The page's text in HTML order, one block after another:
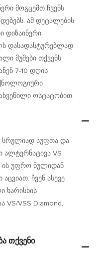
მოგცემთ ჩვენს
ამ დეტალების
დიზაინერი
დასადასტურებლად.
მუშები თქვენს
7-10 დღის
ოსტატობით.
სრულიად სუფთა და
ალტერნატივა VS
ის უფრო ნულიდან
ჩვენ ასევე
ხარისხის
VSS Diamond,
Თქვენი